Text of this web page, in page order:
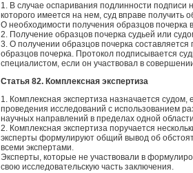
1. В случае оспаривания подлинности подписи
которого имеется на нем, суд вправе получить
О необходимости получения образцов почерка
2. Получение образцов почерка судьей или
3. О получении образцов почерка
образцов почерка. Протокол подписывается
специалистом, если он участвовал в
Статья 82. Комплексная экспертиза
1. Комплексная экспертиза назначается
проведения исследований с использованием
научных направлений в пределах одной
2. Комплексная экспертиза поручается
эксперты формулируют общий вывод об
всеми экспертами.
Эксперты, которые не участвовали в
свою исследовательскую часть заключения.